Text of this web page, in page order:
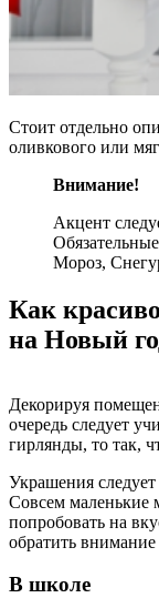
Стоит отдельно
оливкового или
Внимание!
Акцент
Мороз,
Как
на Новый
Декорируя
очередь следует
гирлянды, то так,
Украшения следует
Совсем маленькие
попробовать на
обратить
В школе